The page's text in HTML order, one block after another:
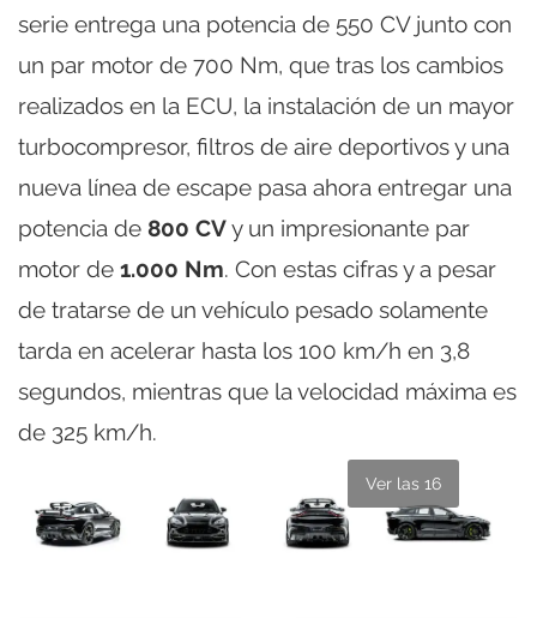
serie entrega una potencia de 550 CV junto con
un par motor de 700 Nm, que tras los cambios
realizados en la ECU, la instalación de un mayor
turbocompresor, filtros de aire deportivos y una
nueva línea de escape pasa ahora entregar una
potencia de 800 CVy un impresionante par
motor de 1.000 Nm. Con estas cifras y a pesar
de tratarse de un vehículo pesado solamente
tarda en acelerar hasta los 100 km/h en 3,8
segundos, mientras que la velocidad máxima es
de 325 km/h.
Ver las 16